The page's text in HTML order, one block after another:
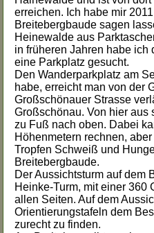
erreichen. Ich habe mir
Breitebergbaude sagen
Heinewalde aus
in früheren Jahren habe ich
eine Parkplatz gesucht.
Den Wanderparkplatz am
habe, erreicht man von der
Großschönauer Strasse
Großschönau. Von hier aus
zu Fuß nach oben. Dabei
Höhenmetern rechnen,
Tropfen Schweiß und
Breitebergbaude.
Der Aussichtsturm auf dem
Heinke-Turm, mit einer 360
allen Seiten. Auf dem
Orientierungstafeln dem
zurecht zu finden.